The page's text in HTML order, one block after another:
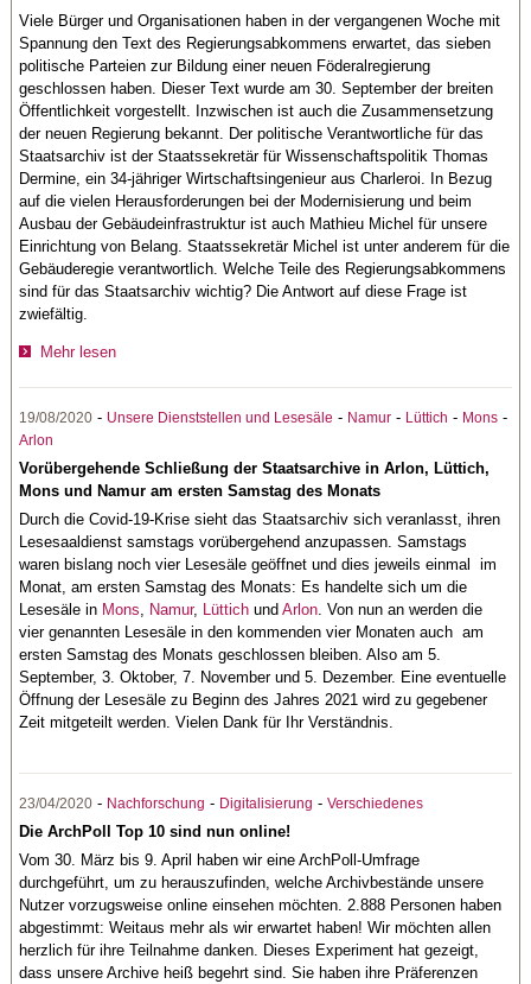
Viele Bürger und Organisationen haben in der vergangenen Woche mit
Spannung den Text des Regierungsabkommens erwartet, das sieben
politische Parteien zur Bildung einer neuen Föderalregierung
geschlossen haben. Dieser Text wurde am 30. September der breiten
Öffentlichkeit vorgestellt. Inzwischen ist auch die Zusammensetzung
der neuen Regierung bekannt. Der politische Verantwortliche für das
Staatsarchiv ist der Staatssekretär für Wissenschaftspolitik Thomas
Dermine, ein 34-jähriger Wirtschaftsingenieur aus Charleroi. In Bezug
auf die vielen Herausforderungen bei der Modernisierung und beim
Ausbau der Gebäudeinfrastruktur ist auch Mathieu Michel für unsere
Einrichtung von Belang. Staatssekretär Michel ist unter anderem für die
Gebäuderegie verantwortlich. Welche Teile des Regierungsabkommens
sind für das Staatsarchiv wichtig? Die Antwort auf diese Frage ist
zwiefältig.
Mehr lesen
19/08/2020 - Unsere Dienststellen und Lesesäle - Namur - Lüttich - Mons -
Arlon
Vorübergehende Schließung der Staatsarchive in Arlon, Lüttich,
Mons und Namur am ersten Samstag des Monats
Durch die Covid-19-Krise sieht das Staatsarchiv sich veranlasst, ihren
Lesesaaldienst samstags vorübergehend anzupassen. Samstags
waren bislang noch vier Lesesäle geöffnet und dies jeweils einmal im
Monat, am ersten Samstag des Monats: Es handelte sich um die
Lesesäle in Mons Namur, Lüttich undArlon . Von nun an werden die
vier genannten Lesesäle in den kommenden vier Monaten auch am
ersten Samstag des Monats geschlossen bleiben. Also am 5.
September, 3. Oktober, 7. November und 5. Dezember. Eine eventuelle
Öffnung der Lesesäle zu Beginn des Jahres 2021 wird zu gegebener
Zeit mitgeteilt werden. Vielen Dank für Ihr Verständnis.
23/04/2020 - Nachforschung - Digitalisierung -Verschiedenes
Die ArchPoll Top 10 sind nun online!
Vom 30. März bis 9. April haben wir eine ArchPoll-Umfrage
durchgeführt, um zu herauszufinden, welche Archivbestände unsere
Nutzer vorzugsweise online einsehen möchten. 2.888 Personen haben
abgestimmt: Weitaus mehr als wir erwartet haben! Wir möchten allen
herzlich für ihre Teilnahme danken. Dieses Experiment hat gezeigt,
dass unsere Archive heiß begehrt sind. Sie haben ihre Präferenzen